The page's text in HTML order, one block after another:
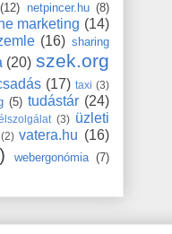
(12) netpincer.hu (8)
marketing (14)
(16) sharing
(20) szek.org
(17) taxi (3)
(5) tudástár (24)
(3) üzleti
(2) vatera.hu (16)
webergonómia (7)